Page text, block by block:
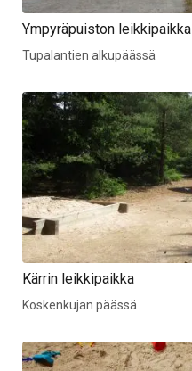
Ympyräpuiston leikkipaikka
Tupalantien alkupäässä
Kärrin leikkipaikka
Koskenkujan päässä